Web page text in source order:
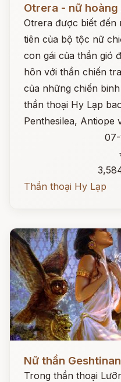
Otrera - nữ
Otrera được biết đến
tiên của bộ tộc nữ
con gái của thần gió
hôn với thần chiến
của những chiến
thần thoại Hy Lạp
Penthesilea, Antiope
Thần thoại Hy Lạp
Nữ thần
Trong thần thoại